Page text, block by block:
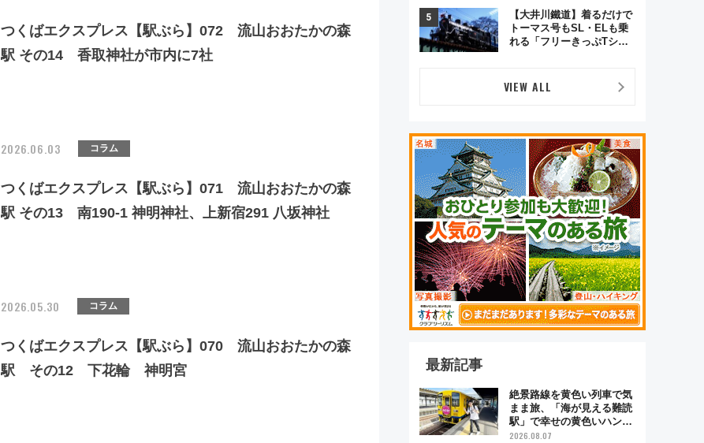
つくばエクスプレス【駅ぶら】072 流山おおたかの森
駅 その14 香取神社が市内に7社
2026.06.03 コラム
つくばエクスプレス【駅ぶら】071 流山おおたかの森
駅 その13 南190-1 神明神社、上新宿291 八坂神社
2026.05.30 コラム
つくばエクスプレス【駅ぶら】070 流山おおたかの森
駅 その12 下花輪 神明宮
変わる？ 全テナント情報も
公開！
【大井川鐵道】着るだけで
トーマス号もSL・ELも乗
れる「フリーきっぷTシャ
VIEW ALL
最新記事
絶景路線を黄色い列車で気
まま旅、「海が見える難読
駅」で幸せの黄色いハンカ
チに願いを 「新・鉄道ひ
2026.08.07